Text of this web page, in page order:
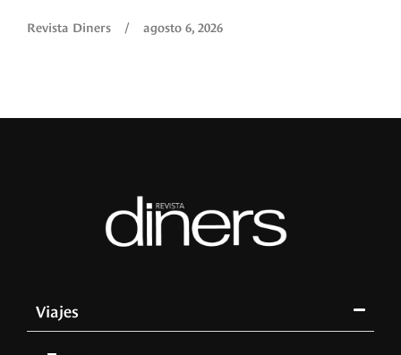
Revista Diners / agosto 6, 2026
Viajes